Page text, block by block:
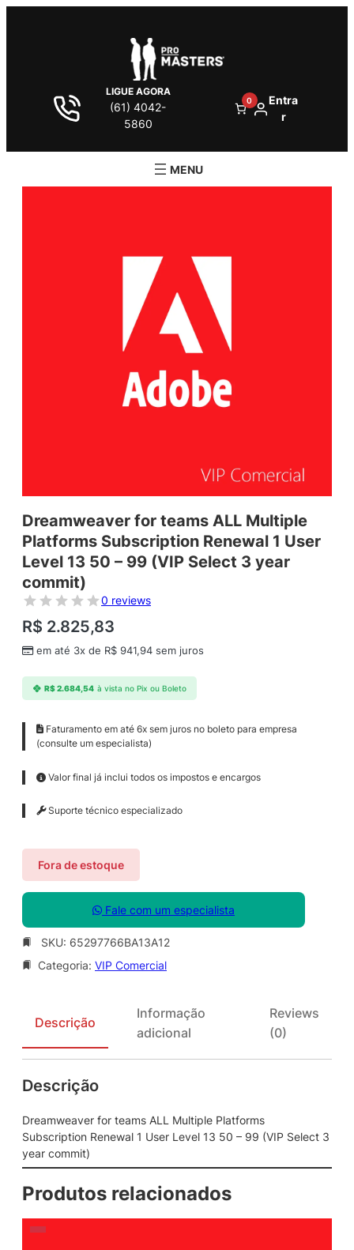
LIGUE AGORA
(61) 4042-
5860
0
Entra
r
Dreamweaver for teams ALL Multiple
Platforms Subscription Renewal 1 User
Level 13 50 – 99 (VIP Select 3 year
commit)
0 reviews
R$ 2.825,83
em até 3x de R$ 941,94 sem juros
R$2.684,54 à vista no Pix ou Boleto
Faturamento em até 6x sem juros no boleto para empresa
(consulte um especialista)
Valor final já inclui todos os impostos e encargos
Suporte técnico especializado
Fora de estoque
Fale com um especialista
SKU: 65297766BA13A12
Categoria: VIP Comercial
Descrição
Informação
adicional
Reviews
(0)
Descrição
Dreamweaver for teams ALL Multiple Platforms
Subscription Renewal 1 User Level 13 50 – 99 (VIP Select 3
year commit)
Produtos relacionados